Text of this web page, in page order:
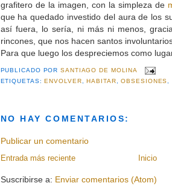
grafitero de la imagen, con la simpleza de
que ha quedado investido del aura de los
así fuera, lo sería, ni más ni menos,
rincones, que nos hacen santos
Para que luego los despreciemos como
PUBLICADO PORSANTIAGO DE MOLINA
ETIQUETAS:ENVOLVER,HABITAR,OBSESIONES,
NO HAY COMENTARIOS:
Publicar un comentario
Entrada más reciente Inicio
Suscribirse a: Enviar comentarios (Atom)